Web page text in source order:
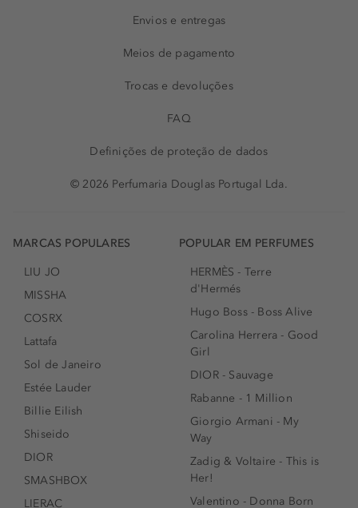
Envios e entregas
Meios de pagamento
Trocas e devoluções
FAQ
Definições de proteção de dados
© 2026 Perfumaria Douglas Portugal Lda.
MARCAS POPULARES
LIU JO
MISSHA
COSRX
Lattafa
Sol de Janeiro
Estée Lauder
Billie Eilish
Shiseido
DIOR
SMASHBOX
LIERAC
POPULAR EM PERFUMES
HERMÈS - Terre
d'Hermés
Hugo Boss - Boss Alive
Carolina Herrera - Good
Girl
DIOR - Sauvage
Rabanne - 1 Million
Giorgio Armani - My
Way
Zadig & Voltaire - This is
Her!
Valentino - Donna Born